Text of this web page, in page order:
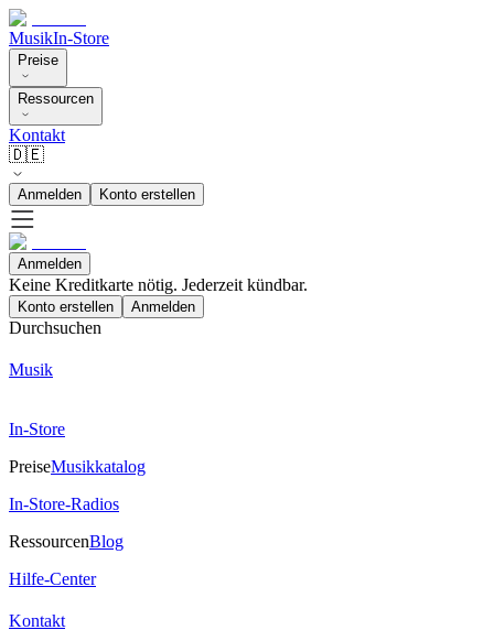
MusikIn-Store
Preise
Ressourcen
Kontakt
🇩🇪
Anmelden Konto erstellen
Anmelden
Keine Kreditkarte nötig. Jederzeit kündbar.
Konto erstellen Anmelden
Durchsuchen
Musik
In-Store
PreiseMusikkatalog
In-Store-Radios
RessourcenBlog
Hilfe-Center
Kontakt